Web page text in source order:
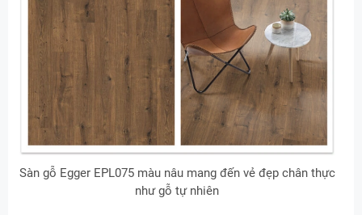
Sàn gỗ Egger EPL075 màu nâu mang đến vẻ đẹp chân thực
như gỗ tự nhiên